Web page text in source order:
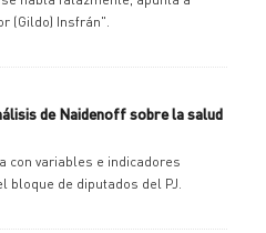
(Gildo) Insfrán".
de Naidenoff sobre la salud
con variables e indicadores
bloque de diputados del PJ.